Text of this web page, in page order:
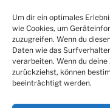
Um dir ein optimales
wie Cookies, um
zuzugreifen. Wenn du
Daten wie das
verarbeiten. Wenn du
zurückziehst, können
beeinträchtigt werden.
Hannah wird immer
SUCHE